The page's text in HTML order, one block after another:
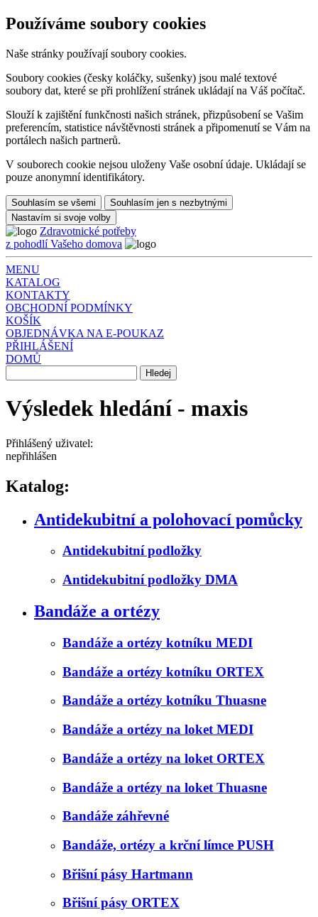
Používáme soubory cookies
Naše stránky používají soubory cookies.
Soubory cookies (česky koláčky, sušenky) jsou malé textové
soubory dat, které se při prohlížení stránek ukládají na Váš počítač.
Slouží k zajištění funkčnosti našich stránek, přizpůsobení se Vašim
preferencím, statistice návštěvnosti stránek a připomenutí se Vám na
portálech našich partnerů.
V souborech cookie nejsou uloženy Vaše osobní údaje. Ukládají se
pouze anonymní identifikátory.
Souhlasím se všemi
Souhlasím jen s nezbytnými
Nastavím si svoje volby
Zdravotnické potřeby
z pohodlí Vašeho domova
MENU
KATALOG
KONTAKTY
OBCHODNÍ PODMÍNKY
KOŠÍK
OBJEDNÁVKA NA E-POUKAZ
PŘIHLÁŠENÍ
DOMŮ
Výsledek hledání - maxis
Přihlášený uživatel:
nepřihlášen
Katalog:
Antidekubitní a polohovací pomůcky
Antidekubitní podložky
Antidekubitní podložky DMA
Bandáže a ortézy
Bandáže a ortézy kotníku MEDI
Bandáže a ortézy kotníku ORTEX
Bandáže a ortézy kotníku Thuasne
Bandáže a ortézy na loket MEDI
Bandáže a ortézy na loket ORTEX
Bandáže a ortézy na loket Thuasne
Bandáže záhřevné
Bandáže, ortézy a krční límce PUSH
Břišní pásy Hartmann
Břišní pásy ORTEX